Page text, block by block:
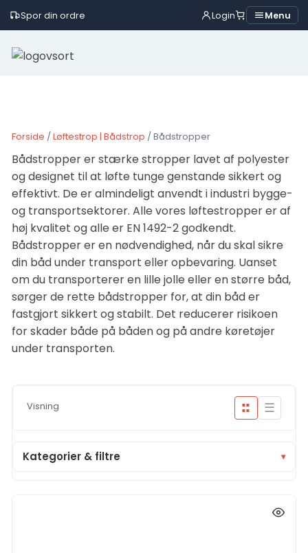
Spor din ordre Login Menu
Forside /Løftestrop | Bådstrop / Bådstropper
Bådstropper er stærke stropper lavet af polyester
og designet til at løfte tunge genstande sikkert og
effektivt. De er almindeligt anvendt i industri bygge-
og transportsektorer. Alle vores løftestropper er af
høj kvalitet og alle er EN 1492-2 godkendt.
Bådstropper er en nødvendighed, når du skal sikre
din båd under transport eller opbevaring. Uanset
om du transporterer en lille jolle eller en større båd,
sørger de rette bådstropper for, at din båd er
fastgjort sikkert og stabilt. Det reducerer risikoen
for skader både på båden og på andre køretøjer
under transporten.
Visning ■■
■■ ☰
Kategorier & filtre ▾